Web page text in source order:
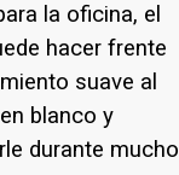
la oficina, el
hacer frente
suave al
blanco y
durante mucho